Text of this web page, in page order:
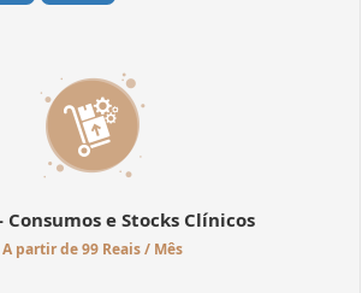
Consumos e Stocks Clínicos
A partir de 99 Reais / Mês